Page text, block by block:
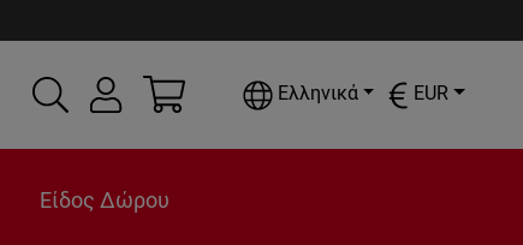
Ελληνικά EUR
Είδος Δώρου